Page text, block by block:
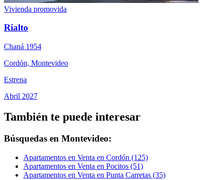
Vivienda promovida
Rialto
Chaná 1954
Cordón, Montevideo
Estrena
Abril 2027
También te puede interesar
Búsquedas en Montevideo:
Apartamentos en Venta en Cordón (125)
Apartamentos en Venta en Pocitos (51)
Apartamentos en Venta en Punta Carretas (35)